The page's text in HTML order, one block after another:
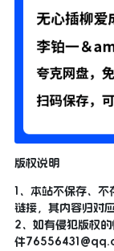
版权说明
1、本站不保存、不
链接，其内容归对
2、如有侵犯版权
件